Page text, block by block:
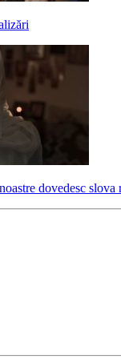
dovedesc slova